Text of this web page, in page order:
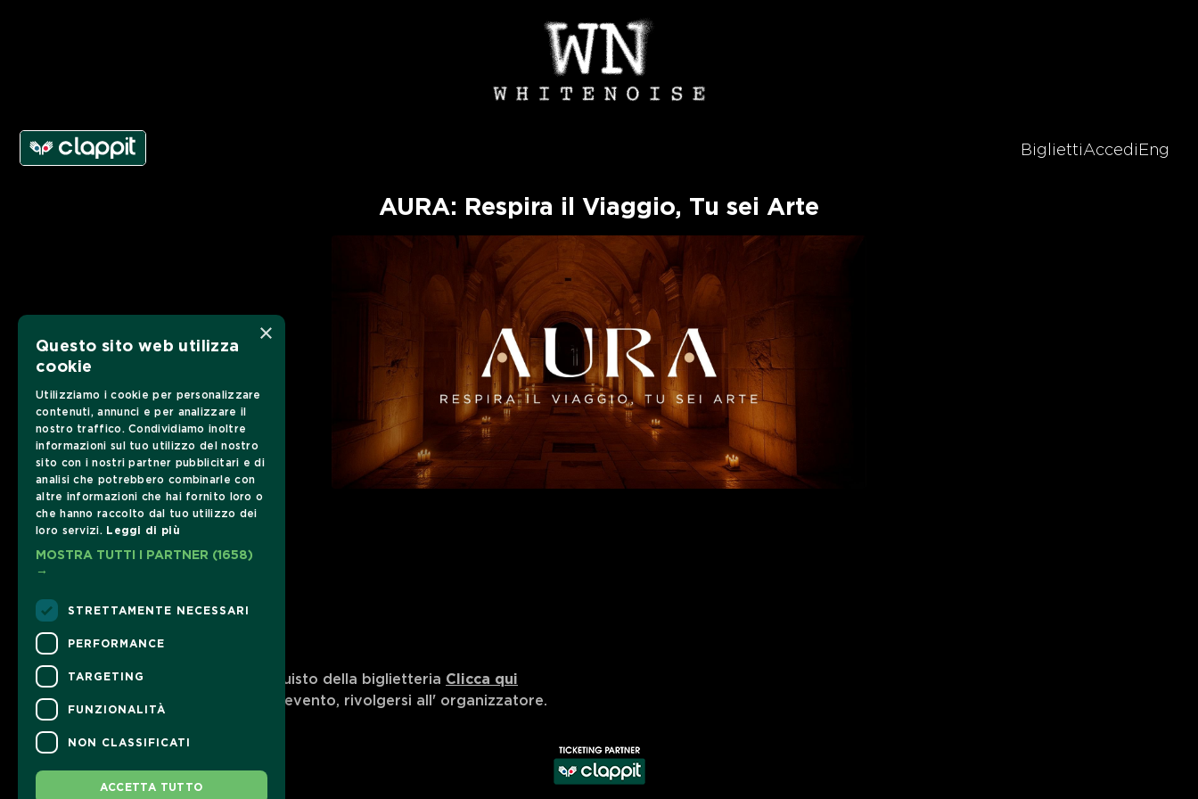
BigliettiAccedi Eng
AURA: Respira il Viaggio, Tu sei Arte
CONTATTI
Per informazioni e supporto all'acquisto della biglietteria Clicca qui
Per informazioni sul programma e l'evento, rivolgersi all' organizzatore.
Dichiarazione di accessibilità
×
Questo sito web utilizza
cookie
Utilizziamo i cookie per personalizzare
contenuti, annunci e per analizzare il
nostro traffico. Condividiamo inoltre
informazioni sul tuo utilizzo del nostro
sito con i nostri partner pubblicitari e di
analisi che potrebbero combinarle con
altre informazioni che hai fornito loro o
che hanno raccolto dal tuo utilizzo dei
loro servizi. Leggi di più
MOSTRA TUTTI I PARTNER (1658)
→
STRETTAMENTE NECESSARI
PERFORMANCE
TARGETING
FUNZIONALITÀ
NON CLASSIFICATI
ACCETTA TUTTO